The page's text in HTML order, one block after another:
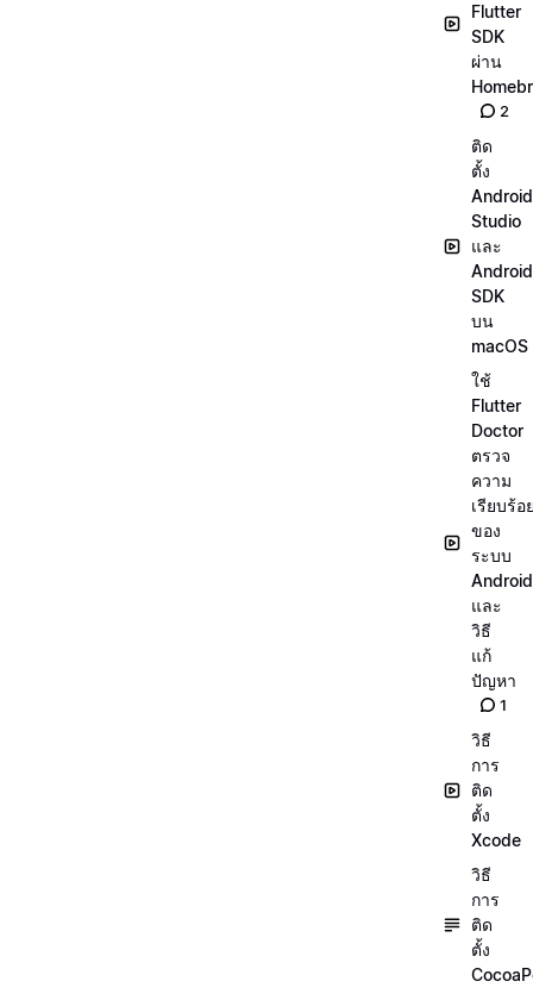
Flutter
SDK
ผ่าน
2
ติด
ตั้ง
Android
Studio
และ
Android
SDK
บน
macOS
ใช้
Flutter
Doctor
ตรวจ
ความ
เรียบร้อ
ของ
ระบบ
Android
และ
วิธี
แก้
ปัญหา
1
วิธี
การ
ติด
ตั้ง
Xcode
วิธี
การ
ติด
ตั้ง